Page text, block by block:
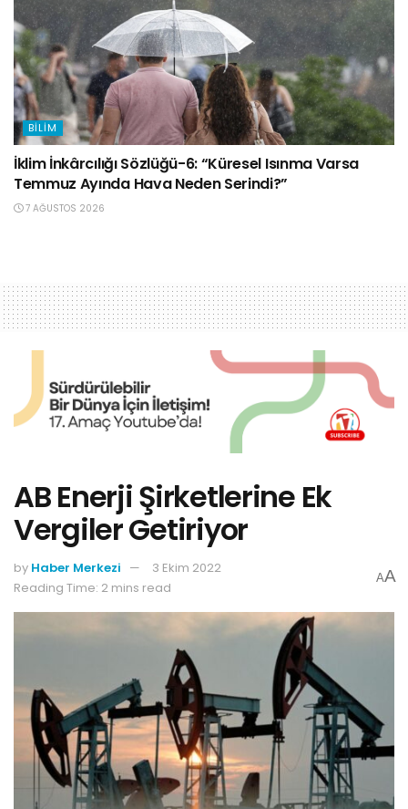
BILIM
İklim İnkârcılığı Sözlüğü-6: “Küresel Isınma Varsa
Temmuz Ayında Hava Neden Serindi?”
7 AĞUSTOS 2026
AB Enerji Şirketlerine Ek
Vergiler Getiriyor
by Haber Merkezi
3 Ekim 2022
Reading Time: 2 mins read
AA